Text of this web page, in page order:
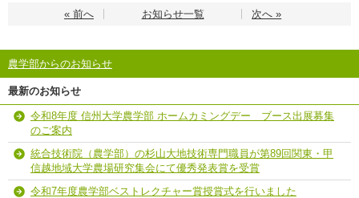
« 前へ お知らせ一覧 次へ »
農学部からのお知らせ
最新のお知らせ
令和8年度 信州大学農学部 ホームカミングデー ブース出展募集
のご案内
統合技術院（農学部）の杉山大地技術専門職員が第89回関東・甲
信越地域大学農場研究集会にて優秀発表賞を受賞
令和7年度農学部ベストレクチャー賞授賞式を行いました